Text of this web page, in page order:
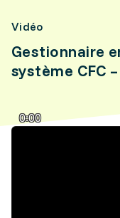
Vidéo
Gestionnaire
système CFC
0:00